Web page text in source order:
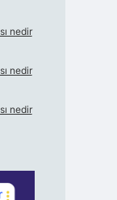
nedir
nedir
nedir